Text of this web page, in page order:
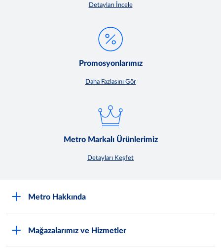
Detayları İncele
Promosyonlarımız
Daha Fazlasını Gör
Metro Markalı Ürünlerimiz
Detayları Keşfet
Metro Hakkında
Mağazalarımız ve Hizmetler